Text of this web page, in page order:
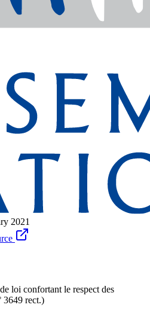
2021
loi confortant le respect des
3649 rect.)